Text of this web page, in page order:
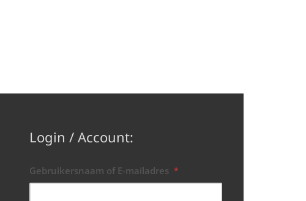
Login / Account:
Gebruikersnaam of E-mailadres *